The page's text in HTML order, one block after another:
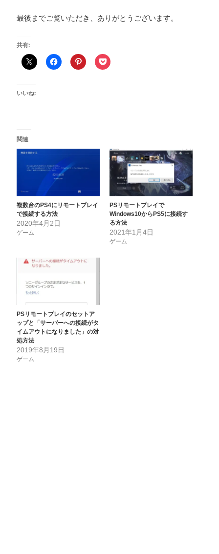
最後までご覧いただき、ありがとうございます。
共有:
いいね:
関連
複数台のPS4にリモートプレイ
で接続する方法
2020年4月2日
ゲーム
PSリモートプレイで
Windows10からPS5に接続す
る方法
2021年1月4日
ゲーム
PSリモートプレイのセットア
ップと「サーバーへの接続がタ
イムアウトになりました」の対
処方法
2019年8月19日
ゲーム